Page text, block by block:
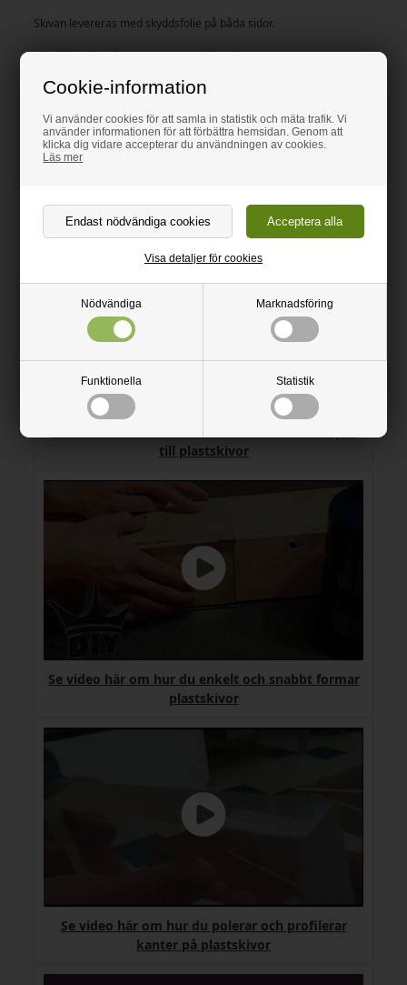
Cookie-information
Vi använder cookies för att samla in statistik och mäta trafik. Vi
använder informationen för att förbättra hemsidan. Genom att
klicka dig vidare accepterar du användningen av cookies.
Läs mer
Nödvändiga Marknadsföring
Funktionella Statistik
Visa detaljer för cookies
Skivan levereras med skyddsfolie på båda sidor.
Akrylskivor kan formas genom upphettning.
Max. temperatur vid längrevarande bruk: 70 grader
Alla plastskivor är tillskurna med cirkelsåg.
Videos
till plastskivor
Se video här om hur du enkelt och snabbt formar
plastskivor
Se video här om hur du polerar och profilerar
kanter på plastskivor